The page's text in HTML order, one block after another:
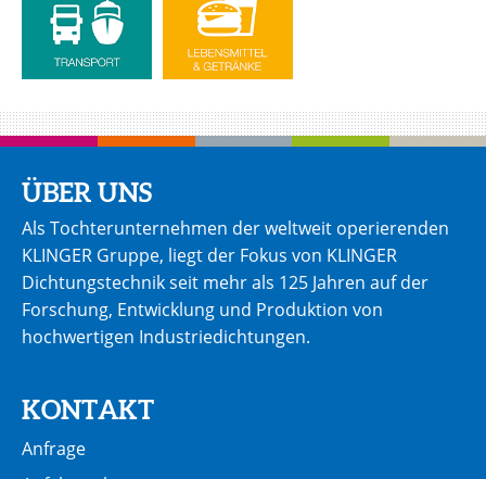
ÜBER UNS
Als Tochterunternehmen der weltweit operierenden
KLINGER Gruppe, liegt der Fokus von KLINGER
Dichtungstechnik seit mehr als 125 Jahren auf der
Forschung, Entwicklung und Produktion von
hochwertigen Industriedichtungen.
KONTAKT
Anfrage